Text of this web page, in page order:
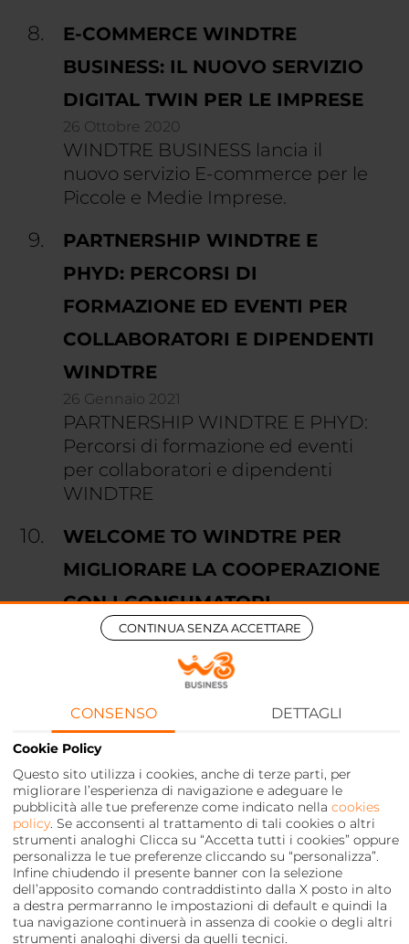
CONTINUA SENZA ACCETTARE
CONSENSO
Cookie Policy
Questo sito utilizza i cookies, anche di terze parti, per
migliorare l’esperienza di navigazione e adeguare le
pubblicità alle tue preferenze come indicato nella cookies
policy . Se acconsenti al trattamento di tali cookies o altri
strumenti analoghi Clicca su “Accetta tutti i cookies” oppure
personalizza le tue preferenze cliccando su “personalizza”.
Infine chiudendo il presente banner con la selezione
dell’apposito comando contraddistinto dalla X posto in alto
a destra permarranno le impostazioni di default e quindi la
tua navigazione continuerà in assenza di cookie o degli altri
strumenti analoghi diversi da quelli tecnici.
DETTAGLI
E-COMMERCE WINDTRE
BUSINESS: IL NUOVO SERVIZIO
DIGITAL TWIN PER LE IMPRESE
26 Ottobre 2020
WINDTRE BUSINESS lancia il
nuovo servizio E-commerce per le
Piccole e Medie Imprese.
PARTNERSHIP WINDTRE E
PHYD: PERCORSI DI
FORMAZIONE ED EVENTI PER
COLLABORATORI E DIPENDENTI
WINDTRE
26 Gennaio 2021
PARTNERSHIP WINDTRE E PHYD:
Percorsi di formazione ed eventi
per collaboratori e dipendenti
WINDTRE
WELCOME TO WINDTRE PER
MIGLIORARE LA COOPERAZIONE
CON I CONSUMATORI
20 Ottobre 2021
WELCOME TO WINDTRE PER
MIGLIORARE LA COOPERAZIONE